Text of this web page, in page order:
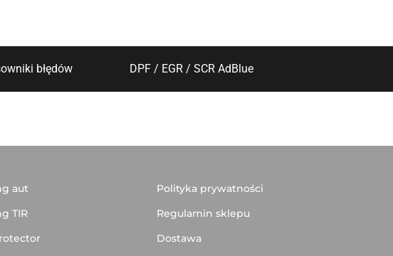
błędów DPF / EGR / SCR AdBlue
aut
TIR
Polityka prywatności
Regulamin sklepu
Dostawa